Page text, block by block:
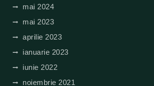
mai 2024
mai 2023
aprilie 2023
ianuarie 2023
iunie 2022
noiembrie 2021